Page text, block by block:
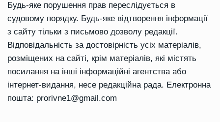
Будь-яке порушення прав переслідується в
судовому порядку. Будь-яке відтворення інформації
з сайту тільки з письмово дозволу редакції.
Відповідальність за достовірність усіх матеріалів,
розміщених на сайті, крім матеріалів, які містять
посилання на інші інформаційні агентства або
інтернет-видання, несе редакційна рада. Електронна
пошта: prorivne1@gmail.com